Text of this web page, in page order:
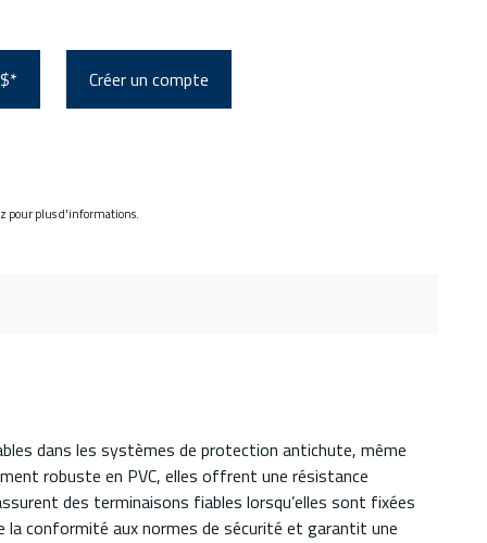
Créer un compte
pour plus d'informations.
dans les systèmes de protection antichute, même
robuste en PVC, elles offrent une résistance
des terminaisons fiables lorsqu’elles sont fixées
la conformité aux normes de sécurité et garantit une